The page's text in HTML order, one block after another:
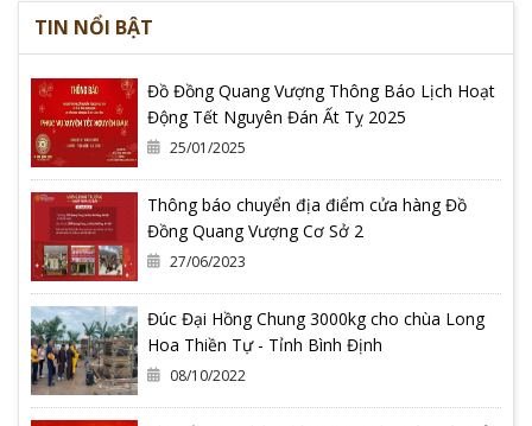
TIN NỔI BẬT
Đồ Đồng Quang Vượng Thông Báo Lịch Hoạt
Động Tết Nguyên Đán Ất Tỵ 2025
25/01/2025
Thông báo chuyển địa điểm cửa hàng Đồ
Đồng Quang Vượng Cơ Sở 2
27/06/2023
Đúc Đại Hồng Chung 3000kg cho chùa Long
Hoa Thiền Tự - Tỉnh Bình Định
08/10/2022